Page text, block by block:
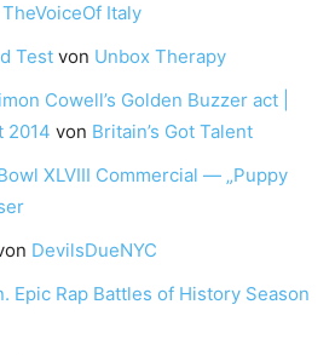
TheVoiceOf Italy
Test von Unbox Therapy
Cowell’s Golden Buzzer act |
2014 von Britain’s Got Talent
XLVIII Commercial — „Puppy
DevilsDueNYC
Epic Rap Battles of History Season